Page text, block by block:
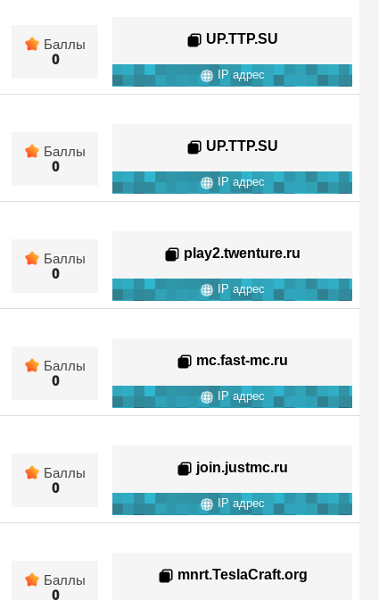
Баллы
0
UP.TTP.SU
IP адрес
Баллы
0
UP.TTP.SU
IP адрес
Баллы
0
play2.twenture.ru
IP адрес
Баллы
0
mc.fast-mc.ru
IP адрес
Баллы
0
join.justmc.ru
IP адрес
Баллы
0
mnrt.TeslaCraft.org